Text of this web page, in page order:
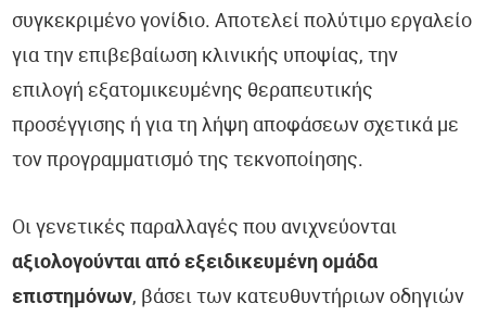
συγκεκριμένο γονίδιο. Αποτελεί πολύτιμο εργαλείο
για την επιβεβαίωση κλινικής υποψίας, την
επιλογή εξατομικευμένης θεραπευτικής
προσέγγισης ή για τη λήψη αποφάσεων σχετικά με
τον προγραμματισμό της τεκνοποίησης.
Οι γενετικές παραλλαγές που ανιχνεύονται
αξιολογούνται από εξειδικευμένη ομάδα
επιστημόνων, βάσει των κατευθυντήριων οδηγιών